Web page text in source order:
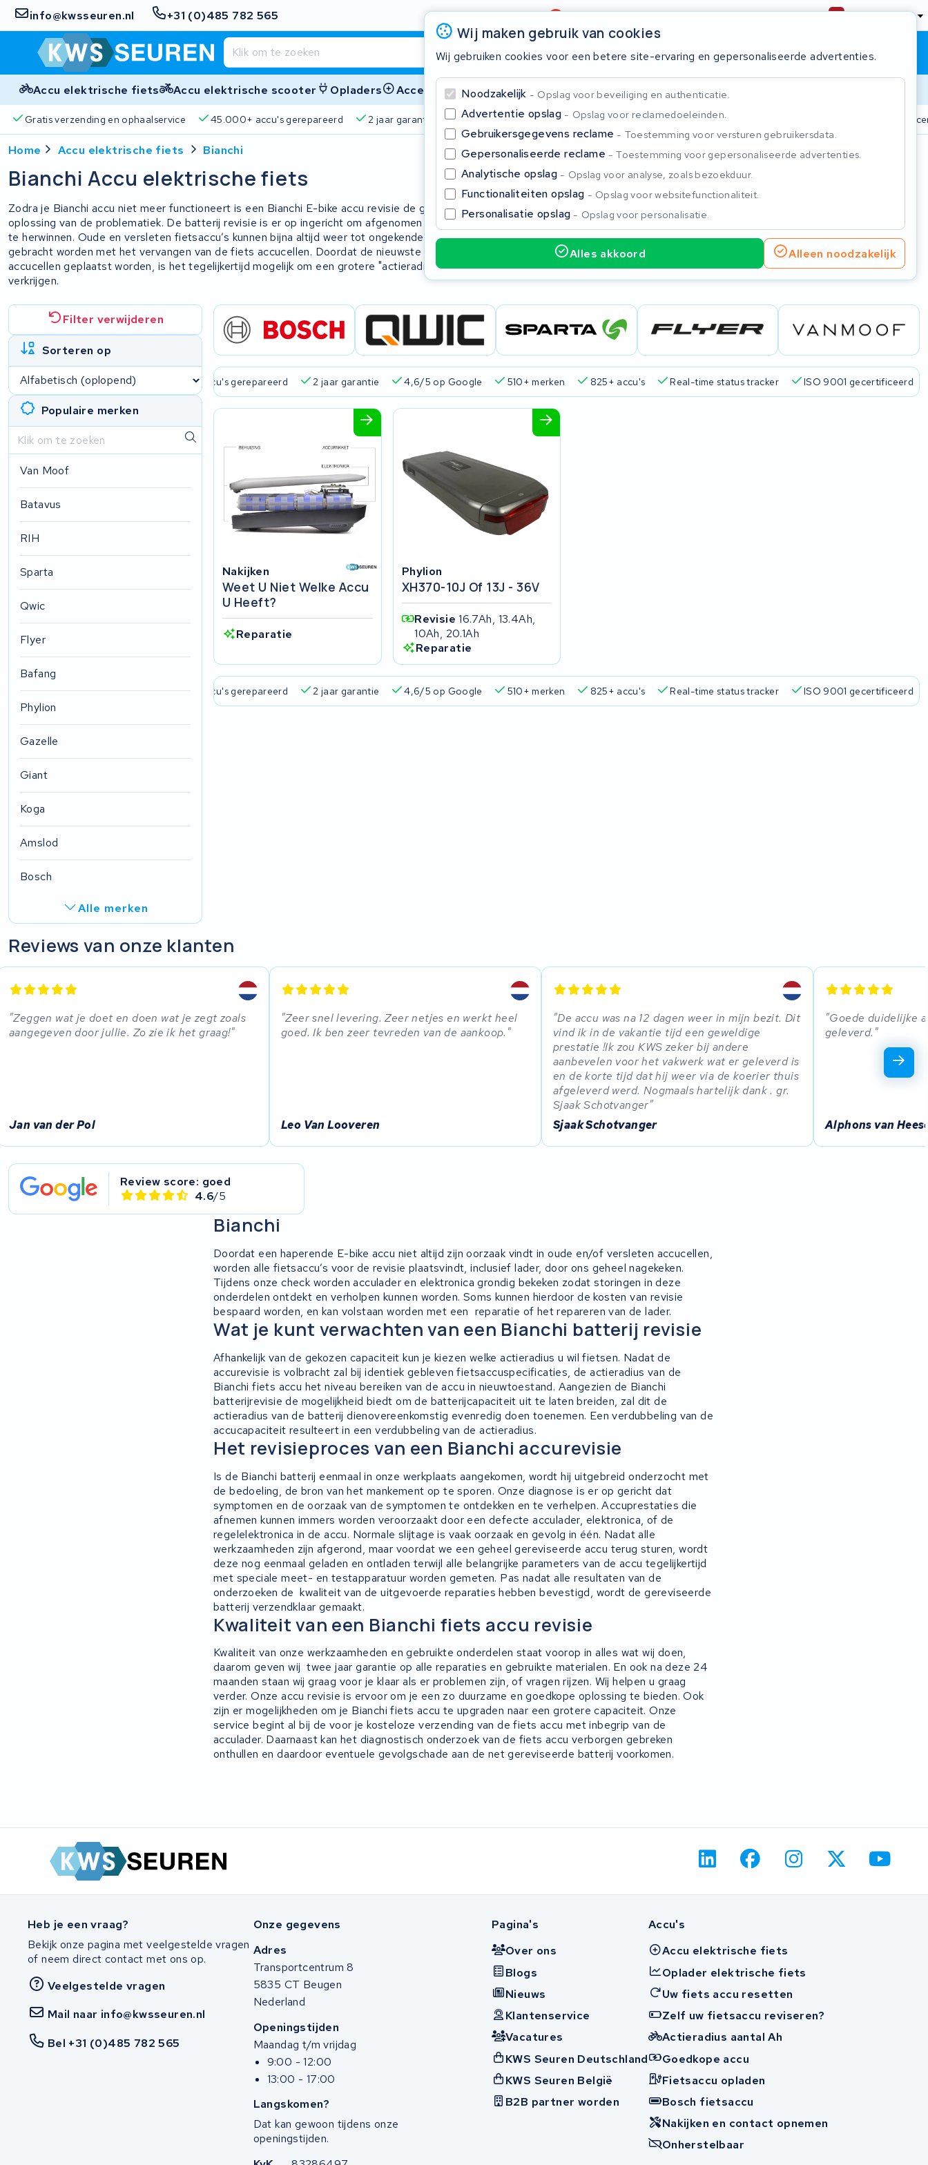
info@kwsseuren.nl +31 (0)485 782 565 Beoordeling4,6/5 Nederland
Winkelwagen Inloggen
Accu elektrische fiets Accu elektrische scooter Opladers Accessoires
Gratis verzending en ophaalservice 45.000+ accu's gerepareerd 2 jaar garantie 4,6/5 op Google 510+ merken 825+ accu's Real-time status tracker ISO 9001
Wij maken gebruik van cookies
Wij gebruiken cookies voor een betere site-ervaring en gepersonaliseerde advertenties.
Noodzakelijk Opslag voor beveiliging en authenticatie.
Advertentie opslag Opslag voor reclamedoeleinden.
Gebruikersgegevens reclame Toestemming voor versturen gebruikersdata.
Gepersonaliseerde reclame Toestemming voor gepersonaliseerde advertenties.
Analytische opslag Opslag voor analyse, zoals bezoekduur.
Functionaliteiten opslag Opslag voor websitefunctionaliteit.
Personalisatie opslag Opslag voor personalisatie.
Alles akkoord Alleen noodzakelijk
Home Accu elektrische fiets Bianchi
Bianchi Accu elektrische fiets
Zodra je Bianchi accu niet meer functioneert is een Bianchi E-bike accu revisie de goedkopere
oplossing van de problematiek. De batterij revisie is er op ingericht om afgenomen accucapaciteit
te herwinnen. Oude en versleten fietsaccu’s kunnen bijna altijd weer tot ongekende prestaties
gebracht worden met het vervangen van de fiets accucellen. Doordat de nieuwste Li-Ion
accucellen geplaatst worden, is het tegelijkertijd mogelijk om een grotere "actieradius" te
verkrijgen.
Filter verwijderen
Sorteren op
Populaire merken
Van Moof
Batavus
RIH
Sparta
Qwic
Flyer
Bafang
Phylion
Gazelle
Giant
Koga
Amslod
Bosch
Alle merken
R.A.T. Holland
SociBike
Derby cycle
Bianchi
Winther
Zuchetti
E-kuma
Malaguti
en ophaalservice 45.000+ accu's gerepareerd 2 jaar garantie 4,6/5 op Google 510+ merken 825+ accu's Real-time status tracker ISO 9001 gecertificeerd
Nakijken
Weet U Niet Welke Accu
U Heeft?
Reparatie
Phylion
XH370-10J Of 13J - 36V
Revisie16.7Ah, 13.4Ah,
10Ah, 20.1Ah
Reparatie
en ophaalservice 45.000+ accu's gerepareerd 2 jaar garantie 4,6/5 op Google 510+ merken 825+ accu's Real-time status tracker ISO 9001 gecertificeerd
Reviews van onze klanten
Zeggen wat je doet en doen wat je zegt zoals
aangegeven door jullie. Zo zie ik het graag!
Jan van der Pol
Zeer snel levering. Zeer netjes en werkt heel
goed. Ik ben zeer tevreden van de aankoop.
Leo Van Looveren
De accu was na 12 dagen weer in mijn bezit. Dit
vind ik in de vakantie tijd een geweldige
prestatie !Ik zou KWS zeker bij andere
aanbevelen voor het vakwerk wat er geleverd is
en de korte tijd dat hij weer via de koerier thuis
afgeleverd werd. Nogmaals hartelijk dank . gr.
Sjaak Schotvanger
Sjaak Schotvanger
Goede duidelijke
geleverd.
Alphons van
Review score: goed
4.6/5
Bianchi
Doordat een haperende E-bike accu niet altijd zijn oorzaak vindt in oude en/of versleten accucellen,
worden alle fietsaccu’s voor de revisie plaatsvindt, inclusief lader, door ons geheel nagekeken.
Tijdens onze check worden acculader en elektronica grondig bekeken zodat storingen in deze
onderdelen ontdekt en verholpen kunnen worden. Soms kunnen hierdoor de kosten van revisie
bespaard worden, en kan volstaan worden met een reparatie of het repareren van de lader.
Wat je kunt verwachten van een Bianchi batterij revisie
Afhankelijk van de gekozen capaciteit kun je kiezen welke actieradius u wil fietsen. Nadat de
accurevisie is volbracht zal bij identiek gebleven fietsaccuspecificaties, de actieradius van de
Bianchi fiets accu het niveau bereiken van de accu in nieuwtoestand. Aangezien de Bianchi
batterijrevisie de mogelijkheid biedt om de batterijcapaciteit uit te laten breiden, zal dit de
actieradius van de batterij dienovereenkomstig evenredig doen toenemen. Een verdubbeling van de
accucapaciteit resulteert in een verdubbeling van de actieradius.
Het revisieproces van een Bianchi accurevisie
Is de Bianchi batterij eenmaal in onze werkplaats aangekomen, wordt hij uitgebreid onderzocht met
de bedoeling, de bron van het mankement op te sporen. Onze diagnose is er op gericht dat
symptomen en de oorzaak van de symptomen te ontdekken en te verhelpen. Accuprestaties die
afnemen kunnen immers worden veroorzaakt door een defecte acculader, elektronica, of de
regelelektronica in de accu. Normale slijtage is vaak oorzaak en gevolg in één. Nadat alle
werkzaamheden zijn afgerond, maar voordat we een geheel gereviseerde accu terug sturen, wordt
deze nog eenmaal geladen en ontladen terwijl alle belangrijke parameters van de accu tegelijkertijd
met speciale meet- en testapparatuur worden gemeten. Pas nadat alle resultaten van de
onderzoeken de kwaliteit van de uitgevoerde reparaties hebben bevestigd, wordt de gereviseerde
batterij verzendklaar gemaakt.
Kwaliteit van een Bianchi fiets accu revisie
Kwaliteit van onze werkzaamheden en gebruikte onderdelen staat voorop in alles wat wij doen,
daarom geven wij twee jaar garantie op alle reparaties en gebruikte materialen. En ook na deze 24
maanden staan wij graag voor je klaar als er problemen zijn, of vragen rijzen. Wij helpen u graag
verder. Onze accu revisie is ervoor om je een zo duurzame en goedkope oplossing te bieden. Ook
zijn er mogelijkheden om je Bianchi fiets accu te upgraden naar een grotere capaciteit. Onze
service begint al bij de voor je kosteloze verzending van de fiets accu met inbegrip van de
acculader. Daarnaast kan het diagnostisch onderzoek van de fiets accu verborgen gebreken
onthullen en daardoor eventuele gevolgschade aan de net gereviseerde batterij voorkomen.
Heb je een vraag?
Bekijk onze pagina met veelgestelde vragen
of neem direct contact met ons op.
Veelgestelde vragen
Mail naar info@kwsseuren.nl
Bel +31 (0)485 782 565
Onze gegevens
Adres
Transportcentrum 8
5835 CT Beugen
Nederland
Openingstijden
Maandag t/m vrijdag
9:00 - 12:00
13:00 - 17:00
Langskomen?
Dat kan gewoon tijdens onze
openingstijden.
Pagina's
Over ons
Blogs
Nieuws
Klantenservice
Vacatures
KWS Seuren Deutschland
KWS Seuren België
B2B partner worden
Accu's
Accu elektrische fiets
Oplader elektrische fiets
Uw fiets accu resetten
Zelf uw fietsaccu reviseren?
Actieradius aantal Ah
Goedkope accu
Fietsaccu opladen
Bosch fietsaccu
Nakijken en contact opnemen
Onherstelbaar
Sluiten
Begin te typen in de zoekbalk om te zoeken